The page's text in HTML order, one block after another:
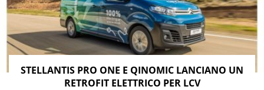
STELLANTIS PRO ONE E QINOMIC LANCIANO UN
RETROFIT ELETTRICO PER LCV